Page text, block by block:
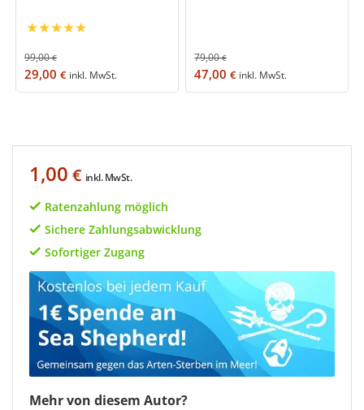
★★★★★
99,00€
29,00€ inkl. MwSt.
79,00€
47,00€ inkl. MwSt.
1,00 € inkl. MwSt.
Ratenzahlung möglich
Sichere Zahlungsabwicklung
Sofortiger Zugang
Mehr von diesem Autor?